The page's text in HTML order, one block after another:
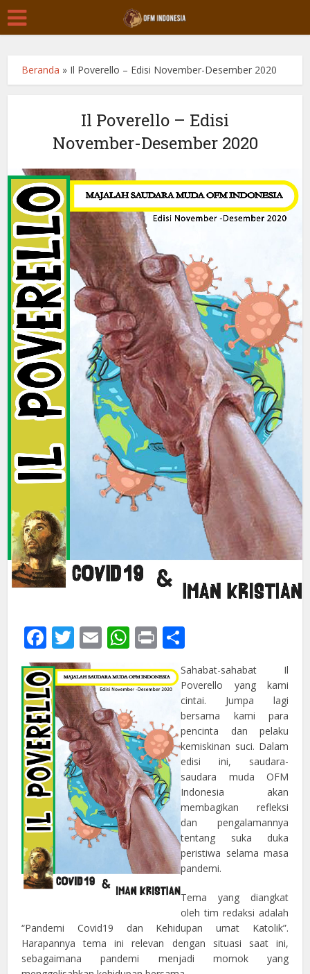
Beranda » Il Poverello – Edisi November-Desember 2020
Il Poverello – Edisi
November-Desember 2020
Facebook
Twitter
EmailWhatsApp
Print
Sahabat-sahabat Il
Poverello yang kami
cintai. Jumpa lagi
bersama kami para
pencinta dan pelaku
kemiskinan suci. Dalam
edisi ini, saudara-
saudara muda OFM
Indonesia akan
membagikan refleksi
dan pengalamannya
tentang suka duka
peristiwa selama masa
pandemi.
Tema yang diangkat
oleh tim redaksi adalah
“Pandemi Covid19 dan Kehidupan umat Katolik”.
Harapannya tema ini relevan dengan situasi saat ini,
sebagaimana pandemi menjadi momok yang